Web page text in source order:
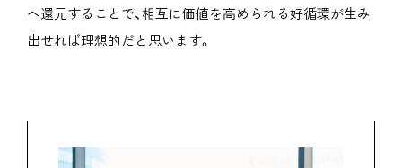
へ還元することで、相互に価値を高められる好循環が生み
出せれば理想的だと思います。